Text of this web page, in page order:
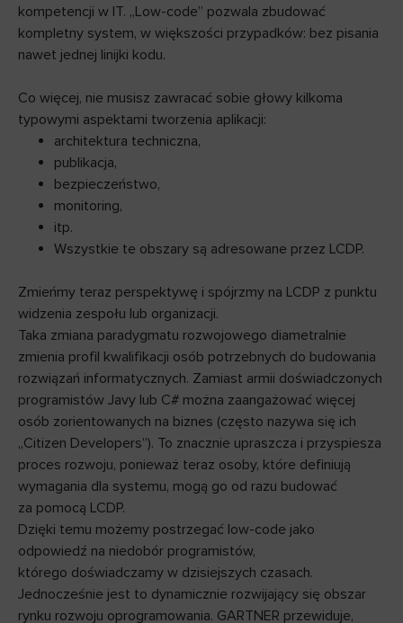
kompetencji w IT. „Low-code” pozwala zbudować
kompletny system, w większości przypadków: bez pisania
nawet jednej linijki kodu.
Co więcej, nie musisz zawracać sobie głowy kilkoma
typowymi aspektami tworzenia aplikacji:
architektura techniczna,
publikacja,
bezpieczeństwo,
monitoring,
itp.
Wszystkie te obszary są adresowane przez LCDP.
Zmieńmy teraz perspektywę i spójrzmy na LCDP z punktu
widzenia zespołu lub organizacji.
Taka zmiana paradygmatu rozwojowego diametralnie
zmienia profil kwalifikacji osób potrzebnych do budowania
rozwiązań informatycznych. Zamiast armii doświadczonych
programistów Javy lub C# można zaangażować więcej
osób zorientowanych na biznes (często nazywa się ich
„Citizen Developers”). To znacznie upraszcza i przyspiesza
proces rozwoju, ponieważ teraz osoby, które definiują
wymagania dla systemu, mogą go od razu budować
za pomocą LCDP.
Dzięki temu możemy postrzegać low-code jako
odpowiedź na niedobór programistów,
którego doświadczamy w dzisiejszych czasach.
Jednocześnie jest to dynamicznie rozwijający się obszar
rynku rozwoju oprogramowania. GARTNER przewiduje,